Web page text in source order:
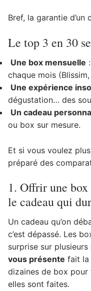
Bref, la garantie
Le top 3 en 30
Une box mensuelle
chaque mois
Une expérience
dégustation… des
Un cadeau
ou box sur mesure.
Et si vous voulez plus
préparé des
1. Offrir une
le cadeau qui
Un cadeau qu’on
c’est dépassé. Les
surprise sur plusieurs
vous présente fait la
dizaines de box
elles sont faites.